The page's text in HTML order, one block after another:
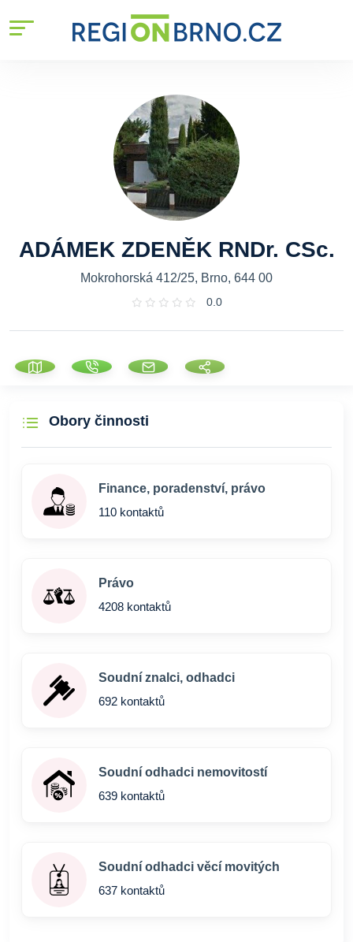
ADÁMEK ZDENĚK RNDr. CSc.
Mokrohorská 412/25, Brno, 644 00
0.0
Obory činnosti
Finance, poradenství, právo
110 kontaktů
Právo
4208 kontaktů
Soudní znalci, odhadci
692 kontaktů
Soudní odhadci nemovitostí
639 kontaktů
Soudní odhadci věcí movitých
637 kontaktů